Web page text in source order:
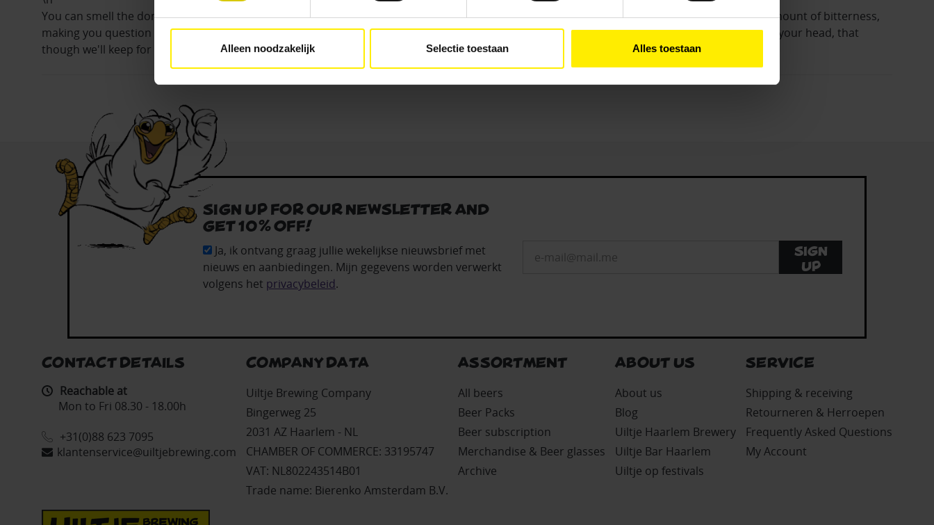
Alleen noodzakelijk Selectie toestaan Alles toestaan
You can smell the dominant clean refreshing and tropical grassy characters invading your space with pleasant tropical fruits and the right amount of bitterness,
making you question whether you're actually not on holiday laying on the sunny beach. Or perhaps it might just be the 8% ABV messing with your head, that
though we'll keep for you to decide
Sign up for our newsletter and
get 10% off!
Ja, ik ontvang graag jullie wekelijkse nieuwsbrief met
nieuws en aanbiedingen. Mijn gegevens worden verwerkt
volgens het privacybeleid.
Sign
up
CONTACT DETAILS
Reachable at
Mon to Fri 08.30 - 18.00h
+31(0)88 623 7095
klantenservice@uiltjebrewing.com
COMPANY DATA
Uiltje Brewing Company
Bingerweg 25
2031 AZ Haarlem - NL
CHAMBER OF COMMERCE: 33195747
VAT: NL802243514B01
Trade name: Bierenko Amsterdam B.V.
ASSORTMENT
All beers
Beer Packs
Beer subscription
Merchandise & Beer glasses
Archive
ABOUT US
About us
Blog
Uiltje Haarlem Brewery
Uiltje Bar Haarlem
Uiltje op festivals
SERVICE
Shipping & receiving
Retourneren & Herroepen
Frequently Asked Questions
My Account